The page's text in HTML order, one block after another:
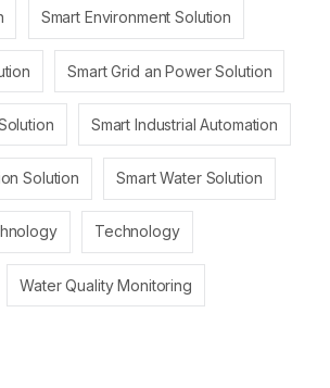
Smart Environment Solution
Smart Grid an Power Solution
Smart Industrial Automation
Solution Smart Water Solution
Technology
Water Quality Monitoring